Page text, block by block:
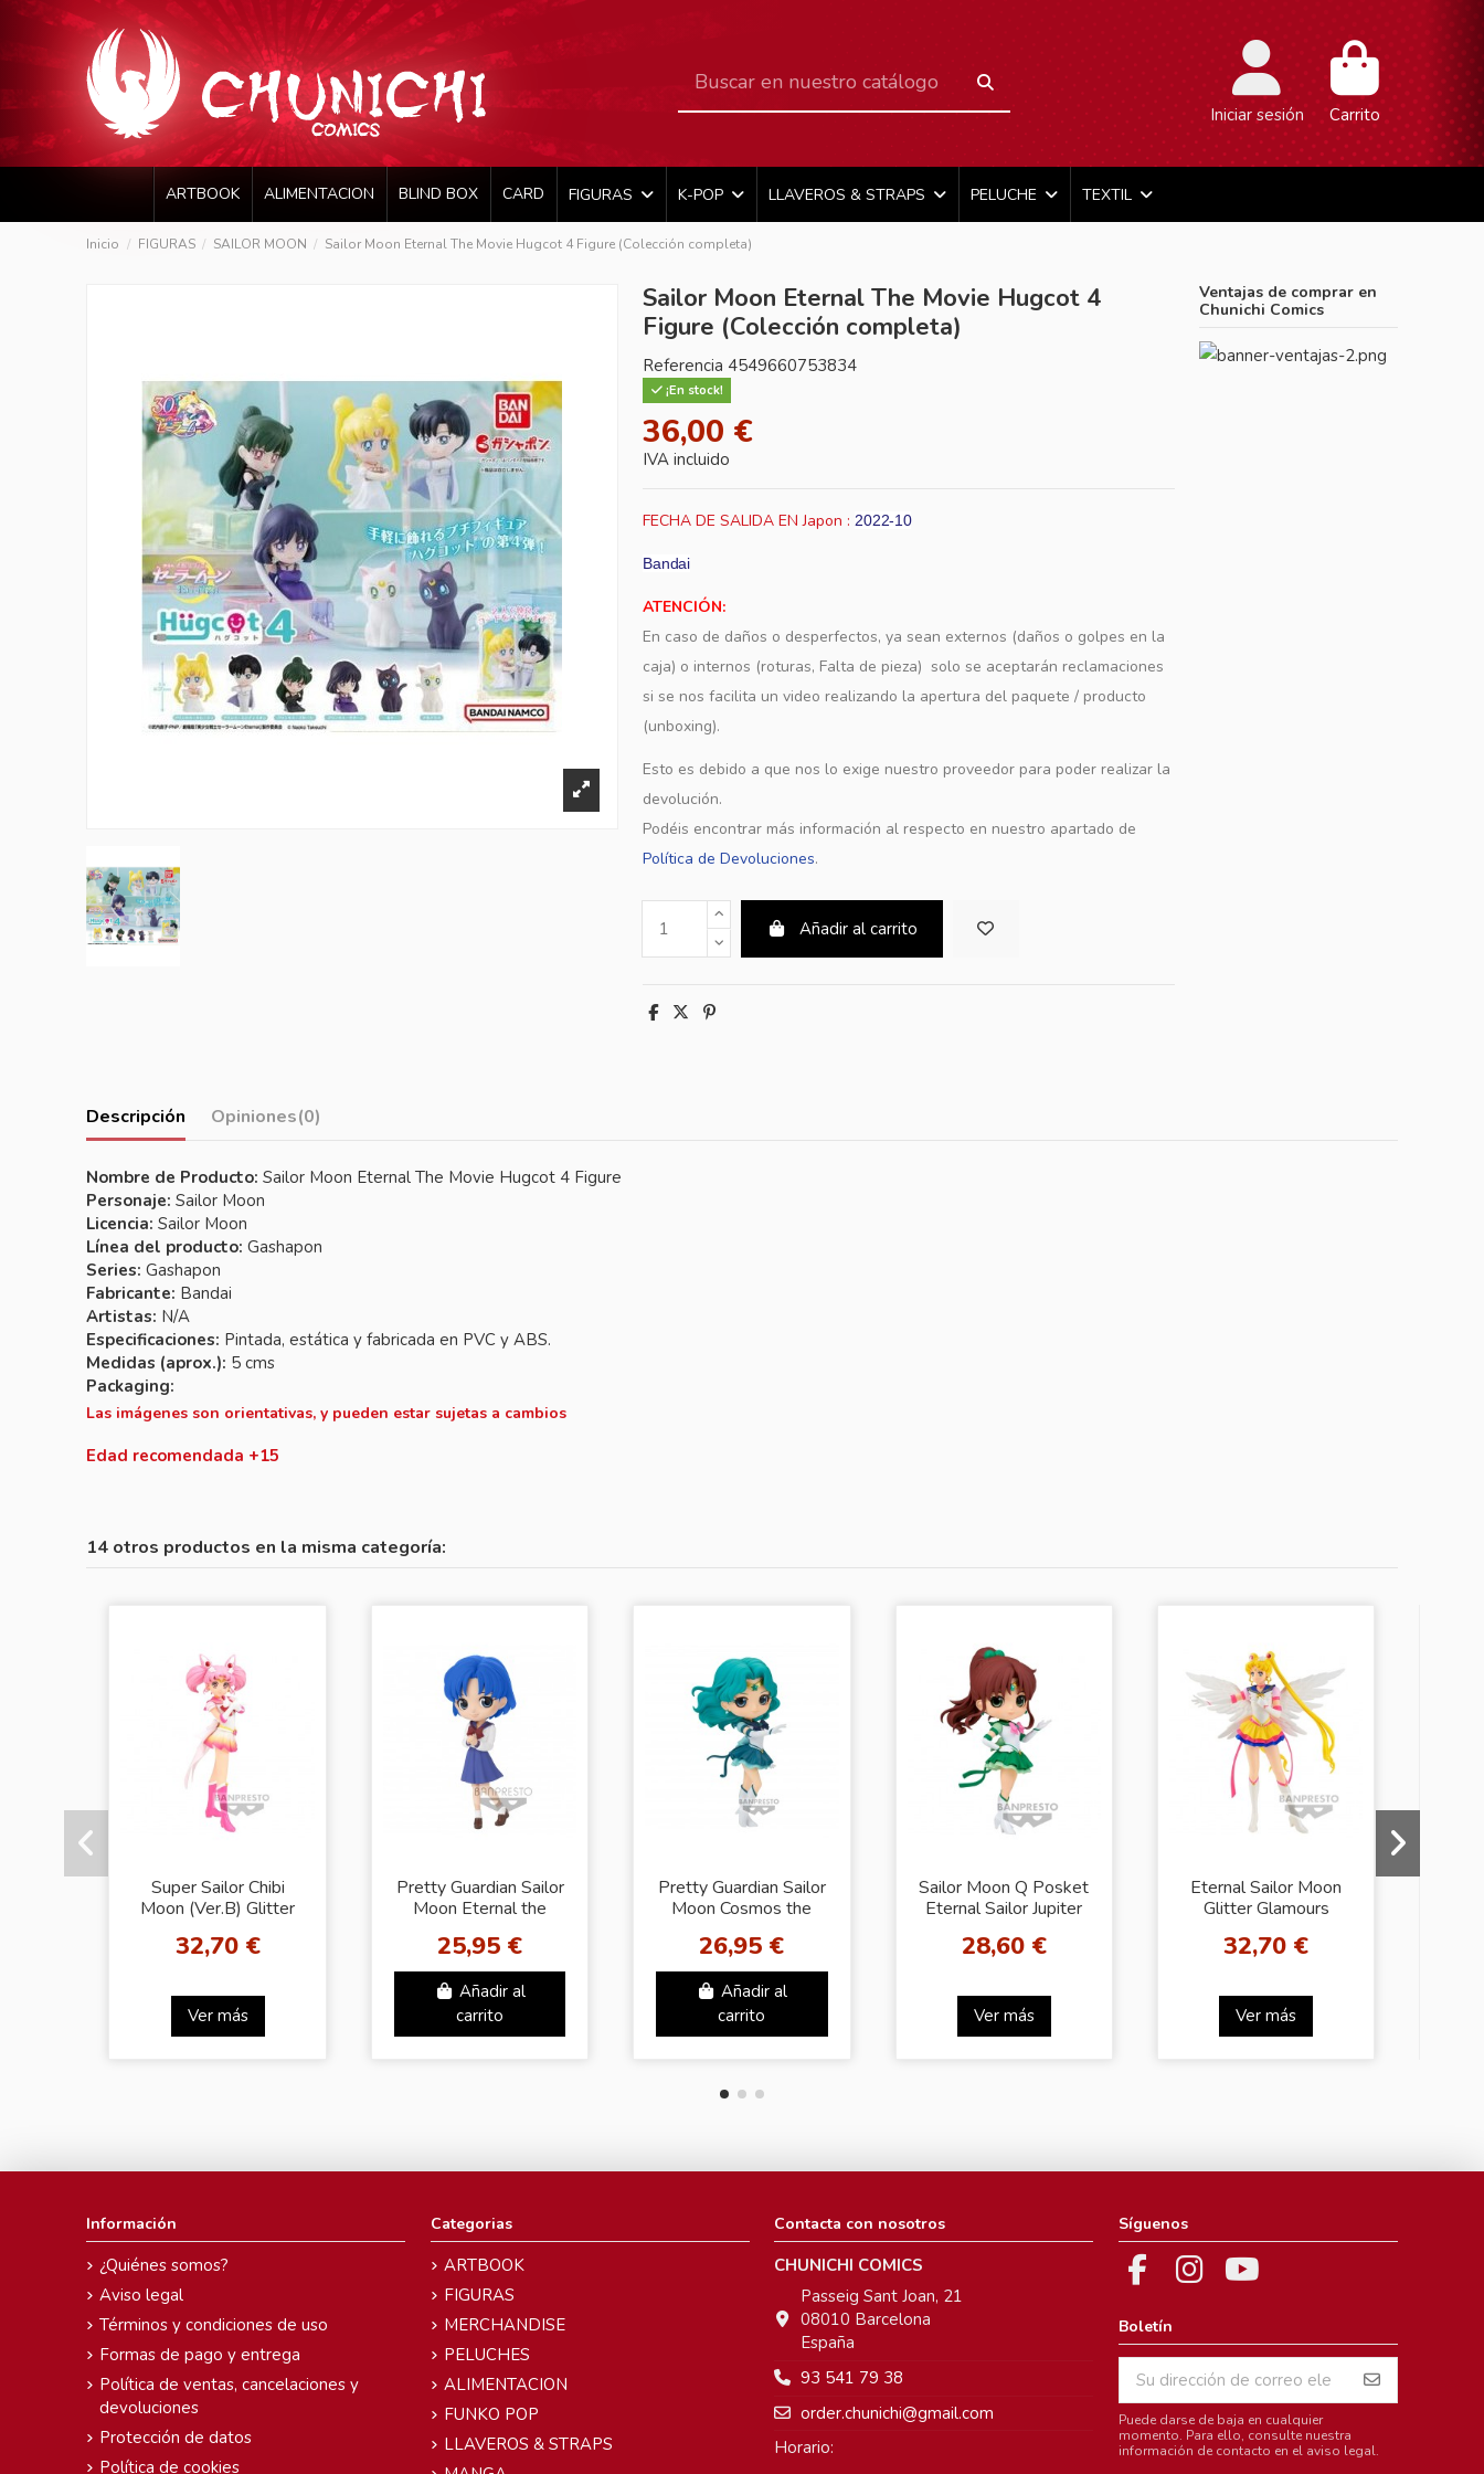
Iniciar sesión Carrito
ARTBOOK ALIMENTACION BLIND BOX CARD FIGURAS K-POP LLAVEROS & STRAPS PELUCHE TEXTIL
Inicio FIGURAS SAILOR MOON Sailor Moon Eternal The Movie Hugcot 4 Figure (Colección completa)
Sailor Moon Eternal The Movie Hugcot 4
Figure (Colección completa)
Referencia 4549660753834
¡En stock!
36,00 €
IVA incluido
FECHA DE SALIDA EN Japon : 2022-10
Bandai
ATENCIÓN:
En caso de daños o desperfectos, ya sean externos (daños o golpes en la
caja) o internos (roturas, Falta de pieza) solo se aceptarán reclamaciones
si se nos facilita un video realizando la apertura del paquete / producto
(unboxing).
Esto es debido a que nos lo exige nuestro proveedor para poder realizar la
devolución.
Podéis encontrar más información al respecto en nuestro apartado de
Política de Devoluciones.
Añadir al carrito
Ventajas de comprar en
Chunichi Comics
Descripción Opiniones(0)
Nombre de Producto: Sailor Moon Eternal The Movie Hugcot 4 Figure
Personaje: Sailor Moon
Licencia: Sailor Moon
Línea del producto: Gashapon
Series: Gashapon
Fabricante: Bandai
Artistas: N/A
Especificaciones: Pintada, estática y fabricada en PVC y ABS.
Medidas (aprox.): 5 cms
Packaging:
Las imágenes son orientativas, y pueden estar sujetas a cambios
Edad recomendada +15
14 otros productos en la misma categoría:
Super Sailor Chibi
Moon (Ver.B) Glitter
Guardian Sailor Moon
32,70 €
Ver más
Pretty Guardian Sailor
Moon Eternal the
AMI MIZUNO
25,95 €
Añadir al
carrito
Pretty Guardian Sailor
Moon Cosmos the
ETERNAL SAILOR
NEPTUNE -...
26,95 €
Añadir al
carrito
Sailor Moon Q Posket
Eternal Sailor Jupiter
28,60 €
Ver más
Eternal Sailor Moon
Glitter Glamours
Moon Cosmos The
32,70 €
Ver más
Información
¿Quiénes somos?
Aviso legal
Términos y condiciones de uso
Formas de pago y entrega
Política de ventas, cancelaciones y
devoluciones
Protección de datos
Política de cookies
Categorias
ARTBOOK
FIGURAS
MERCHANDISE
PELUCHES
ALIMENTACION
FUNKO POP
LLAVEROS & STRAPS
Contacta con nosotros
CHUNICHI COMICS
Passeig Sant Joan, 21
08010 Barcelona
España
93 541 79 38
order.chunichi@gmail.com
Horario:
Síguenos
Boletín
Puede darse de baja en cualquier
momento. Para ello, consulte nuestra
información de contacto en el aviso legal.